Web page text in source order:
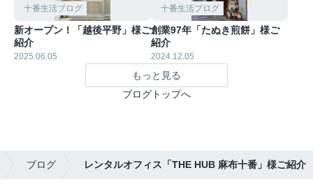
十番生活ブログ
新オープン！「越後平野」様ご
紹介
2025.06.05
十番生活ブログ
創業97年「たぬき煎餅」様ご
紹介
2024.12.05
もっと見る
ブログトップへ
ブログ レンタルオフィス「THE HUB 麻布十番」様ご紹介